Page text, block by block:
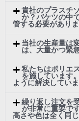
貴社のプラスチ
か？バケツの中
管する必要があり
当社の生産量は
は、大量かつ緊
私たちはポリエ
を施しています
ように解決してい
繰り返し注文を
が非常に重要で
高さや色は全く同